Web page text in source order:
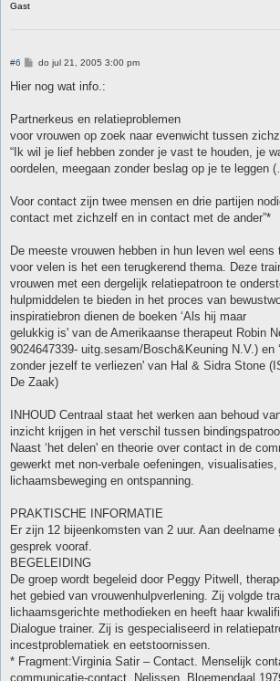
Gast
#6
B
r
h
do jul 21, 2005 3:00 pm
Hier nog wat info.:
Partnerkeus en relatieproblemen
voor vrouwen op zoek naar evenwicht tussen
“Ik wil je lief hebben zonder je vast te houden, je
oordelen, meegaan zonder beslag op je te leggen
Voor contact zijn twee mensen en drie partijen
contact met zichzelf en in contact met de ander”*
De meeste vrouwen hebben in hun leven wel eens
voor velen is het een terugkerend thema. Deze
vrouwen met een dergelijk relatiepatroon te
hulpmiddelen te bieden in het proces van
inspiratiebron dienen de boeken ‘Als hij maar
gelukkig is' van de Amerikaanse therapeut Robin
9024647339- uitg.sesam/Bosch&Keuning N.V.) en
zonder jezelf te verliezen' van Hal & Sidra Stone
De Zaak)
INHOUD Centraal staat het werken aan behoud
inzicht krijgen in het verschil tussen
Naast ‘het delen' en theorie over contact in de
gewerkt met non-verbale oefeningen, visualisaties,
lichaamsbeweging en ontspanning.
PRAKTISCHE INFORMATIE
Er zijn 12 bijeenkomsten van 2 uur. Aan deelname
gesprek vooraf.
BEGELEIDING
De groep wordt begeleid door Peggy Pitwell,
het gebied van vrouwenhulpverlening. Zij volgde
lichaamsgerichte methodieken en heeft haar
Dialogue trainer. Zij is gespecialiseerd in
incestproblematiek en eetstoornissen.
* Fragment:Virginia Satir – Contact. Menselijk
communicatie-contact. Nelissen, Bloemendaal